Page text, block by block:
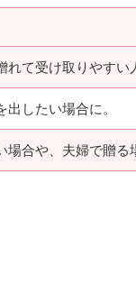
て受け取りやすい
したい場合に。
合や、夫婦で贈る